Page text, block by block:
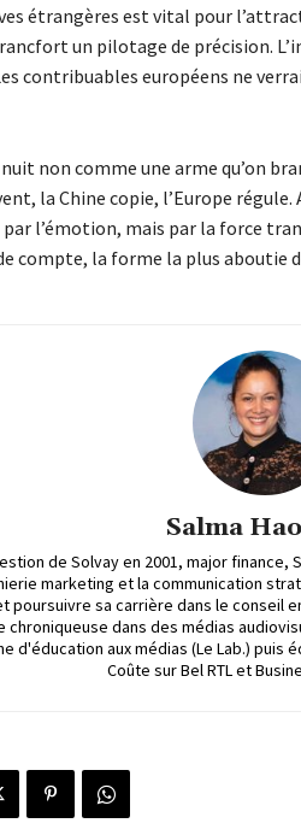
étrangères est vital pour
un pilotage de précision.
contribuables européens ne
non comme une arme qu’on
la Chine copie, l’Europe
l’émotion, mais par la force
compte, la forme la plus aboutie
Salma
de Solvay en 2001, major finance,
marketing et la communication
poursuivre sa carrière dans le
dans des médias
d'éducation aux médias (Le Lab.)
Coûte sur Bel RTL et